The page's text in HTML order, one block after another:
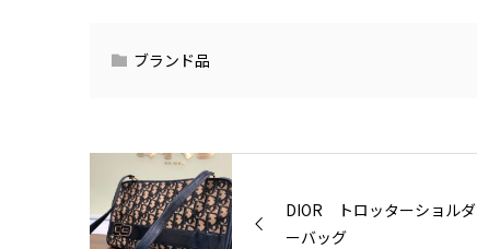
ブランド品
DIOR トロッターショルダ
ーバッグ